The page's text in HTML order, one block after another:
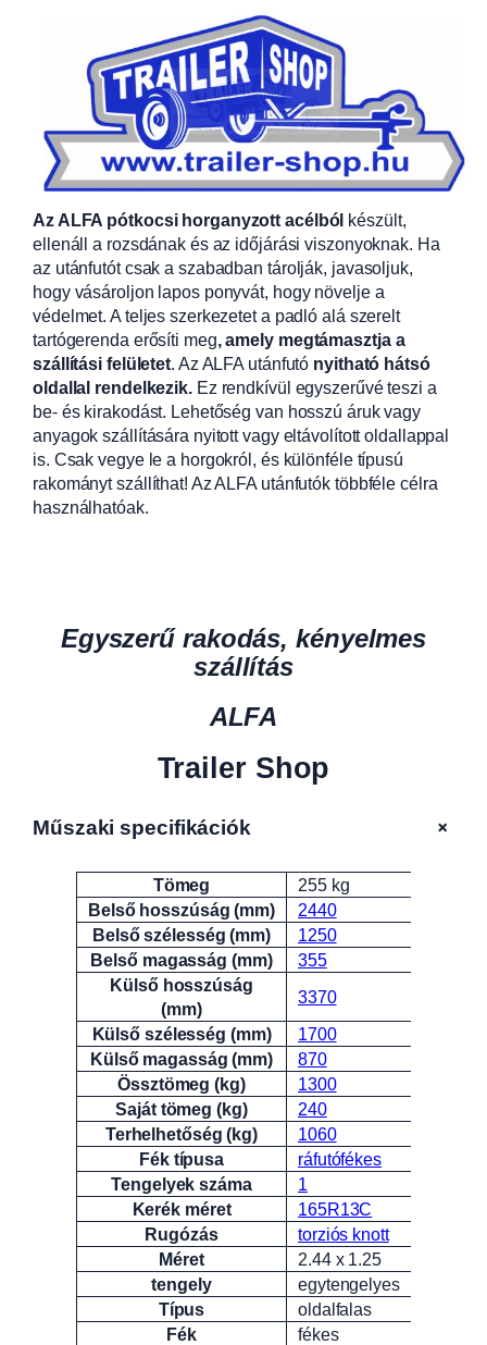
Az ALFA pótkocsi horganyzott acélból készült,
ellenáll a rozsdának és az időjárási viszonyoknak. Ha
az utánfutót csak a szabadban tárolják, javasoljuk,
hogy vásároljon lapos ponyvát, hogy növelje a
védelmet. A teljes szerkezetet a padló alá szerelt
tartógerenda erősíti meg, amely megtámasztja a
szállítási felületet. Az ALFA utánfutó nyitható hátsó
oldallal rendelkezik.Ez rendkívül egyszerűvé teszi a
be- és kirakodást. Lehetőség van hosszú áruk vagy
anyagok szállítására nyitott vagy eltávolított oldallappal
is. Csak vegye le a horgokról, és különféle típusú
rakományt szállíthat! Az ALFA utánfutók többféle célra
használhatóak.
Egyszerű rakodás, kényelmes
szállítás
ALFA
Trailer Shop
Műszaki specifikációk +
Attribútumok Érték
Tömeg
255 kg
Belső hosszúság (mm)
2440
Belső szélesség (mm)
1250
Belső magasság (mm)
355
Külső hosszúság
(mm)
3370
Külső szélesség (mm)
1700
Külső magasság (mm)
870
Össztömeg (kg)
1300
Saját tömeg (kg)
240
Terhelhetőség (kg)
1060
Fék típusa
ráfutófékes
Tengelyek száma
1
Kerék méret
165R13C
Rugózás
torziós knott
Méret
2.44 x 1.25
tengely
egytengelyes
Típus
oldalfalas
Fék
fékes